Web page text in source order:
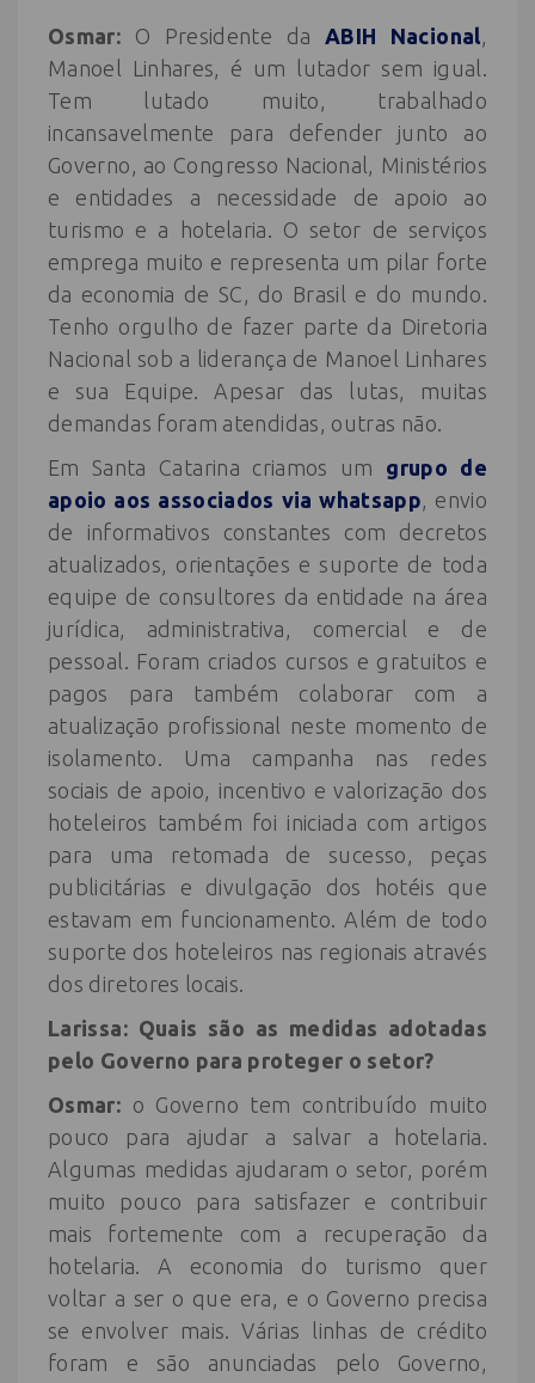
Osmar: O Presidente da ABIH Nacional,
Manoel Linhares, é um lutador sem igual.
Tem lutado muito, trabalhado
incansavelmente para defender junto ao
Governo, ao Congresso Nacional, Ministérios
e entidades a necessidade de apoio ao
turismo e a hotelaria. O setor de serviços
emprega muito e representa um pilar forte
da economia de SC, do Brasil e do mundo.
Tenho orgulho de fazer parte da Diretoria
Nacional sob a liderança de Manoel Linhares
e sua Equipe. Apesar das lutas, muitas
demandas foram atendidas, outras não.
Em Santa Catarina criamos um grupo de
apoio aos associados via whatsapp, envio
de informativos constantes com decretos
atualizados, orientações e suporte de toda
equipe de consultores da entidade na área
jurídica, administrativa, comercial e de
pessoal. Foram criados cursos e gratuitos e
pagos para também colaborar com a
atualização profissional neste momento de
isolamento. Uma campanha nas redes
sociais de apoio, incentivo e valorização dos
hoteleiros também foi iniciada com artigos
para uma retomada de sucesso, peças
publicitárias e divulgação dos hotéis que
estavam em funcionamento. Além de todo
suporte dos hoteleiros nas regionais através
dos diretores locais.
Larissa: Quais são as medidas adotadas
pelo Governo para proteger o setor?
Osmar: o Governo tem contribuído muito
pouco para ajudar a salvar a hotelaria.
Algumas medidas ajudaram o setor, porém
muito pouco para satisfazer e contribuir
mais fortemente com a recuperação da
hotelaria. A economia do turismo quer
voltar a ser o que era, e o Governo precisa
se envolver mais. Várias linhas de crédito
foram e são anunciadas pelo Governo,